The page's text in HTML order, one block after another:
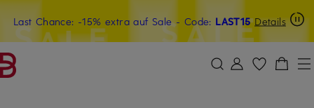
ZUM HAUPTINHALT ÜBERSPRINGEN ZUM SUCHFELD ÜBERSPRINGEN
Last Chance: -15% extra auf Sale- Code: LAST15 Details
20€-Willkommensgutschein mit Beyond sichern